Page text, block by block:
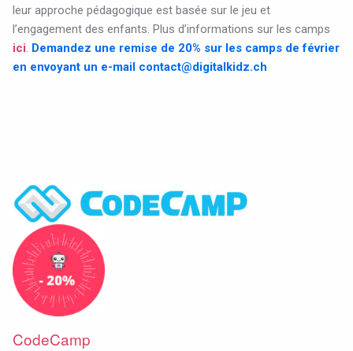
leur approche pédagogique est basée sur le jeu et
l’engagement des enfants. Plus d’informations sur les camps
ici. Demandez une remise de 20% sur les camps de février
en envoyant un e-mail contact@digitalkidz.ch
CodeCamp